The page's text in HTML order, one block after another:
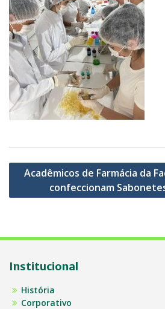
Navegação
Post
Acadêmicos de Farmácia da
confeccionam
Institucional
História
Corporativo